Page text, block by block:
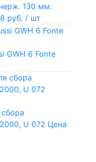
130 мм.
руб. / шт
GWH 6 Fonte
U 072 Цена